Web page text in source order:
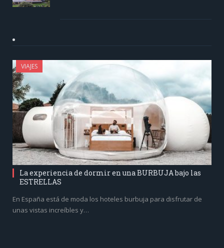
VIAJES
La experiencia de dormir en una BURBUJA bajo las
ESTRELLAS
En España está de moda los hoteles burbuja para disfrutar de
unas vistas increíbles y…